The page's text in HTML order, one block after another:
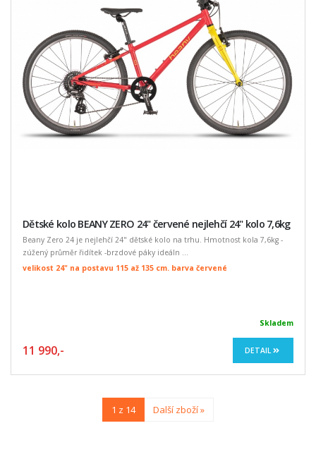
Dětské kolo BEANY ZERO 24" červené nejlehčí 24" kolo 7,6kg
Beany Zero 24 je nejlehčí 24" dětské kolo na trhu. Hmotnost kola 7,6kg -
zúžený průměr řidítek -brzdové páky ideáln ...
velikost 24" na postavu 115 až 135 cm. barva červené
Skladem
11 990,- DETAIL
1 z 14 Další zboží »